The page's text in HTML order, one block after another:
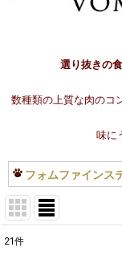
選り抜きの
数種類の上質な肉のコ
味に
フォムファインス
21件